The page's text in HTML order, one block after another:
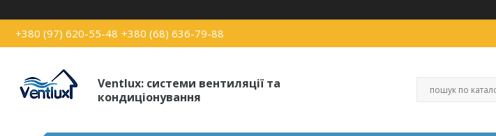
+380 (97) 620-55-48 +380 (68) 636-79-88
Ventlux: системи вентиляції та
кондиціонування